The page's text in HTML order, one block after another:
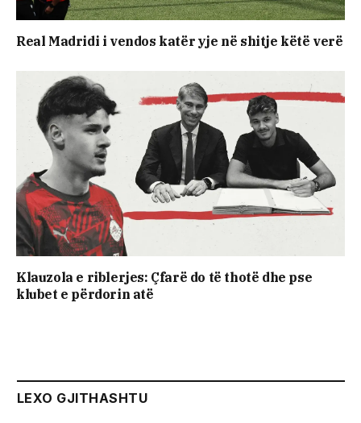
Real Madridi i vendos katër yje në shitje këtë verë
Klauzola e riblerjes: Çfarë do të thotë dhe pse
klubet e përdorin atë
LEXO GJITHASHTU